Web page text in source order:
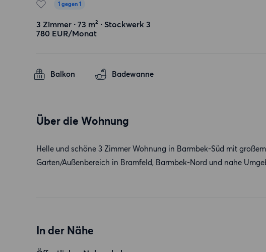
1 gegen 1
3 Zimmer ∙ 73 m² ∙ Stockwerk 3
780 EUR/Monat
Balkon Badewanne
Über die Wohnung
Helle und schöne 3 Zimmer Wohnung in Barmbek-Süd mit
Garten/Außenbereich in Bramfeld, Barmbek-Nord und nahe
In der Nähe